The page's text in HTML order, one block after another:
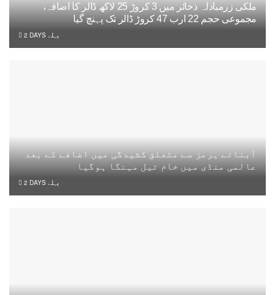
ملکی زرمبادلہ ذخائر میں 3 کروڑ 25 لاکھ ڈالر کا اضافہ،
مجموعی حجم 22 ارب 47 کروڑ ڈالر تک پہنچ گیا
2 DAYS پہلے
آبنائے ہرمز سے متعلق کشیدگی میں اضافے کے بعد
عالمی منڈی میں خام تیل مہنگا ہوگیا
2 DAYS پہلے